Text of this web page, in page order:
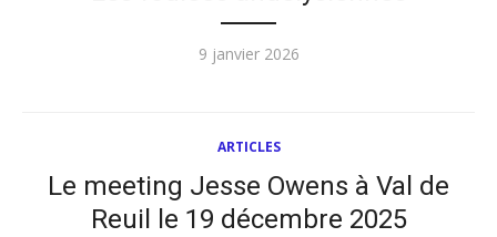
Publié
9 janvier 2026
ARTICLES
Le meeting Jesse Owens à Val de
Reuil le 19 décembre 2025